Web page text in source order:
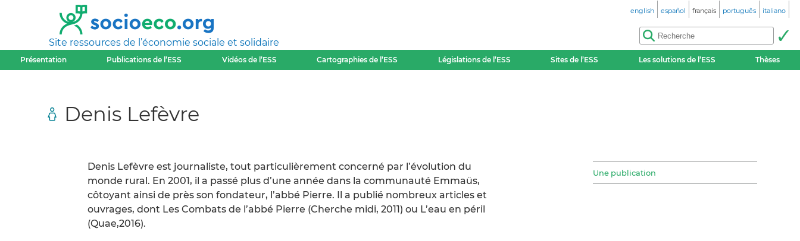
Site ressources de l’économie sociale et solidaire
english español français português italiano
Présentation Publications de l’ESS Vidéos de l’ESS Cartographies de l’ESS Législations de l’ESS Sites de l’ESS Les solutions de l’ESS Thèses
Denis Lefèvre
Denis Lefèvre est journaliste, tout particulièrement concerné par l’évolution du
monde rural. En 2001, il a passé plus d’une année dans la communauté Emmaüs,
côtoyant ainsi de près son fondateur, l’abbé Pierre. Il a publié nombreux articles et
ouvrages, dont Les Combats de l’abbé Pierre (Cherche midi, 2011) ou L’eau en péril
(Quae,2016).
Une publication